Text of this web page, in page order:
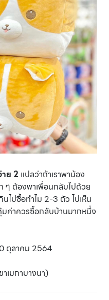
ย 2 แปลว่าถ้าเราพาน้อง
ๆ ต้องพาเพื่อนกลับไปด้วย
ไปซื้อทำไม 2-3 ตัว ไปเห็น
มค่าควรซื้อกลับบ้านมากหนึ่ง
ตุลาคม 2564
เมกาบางนา)